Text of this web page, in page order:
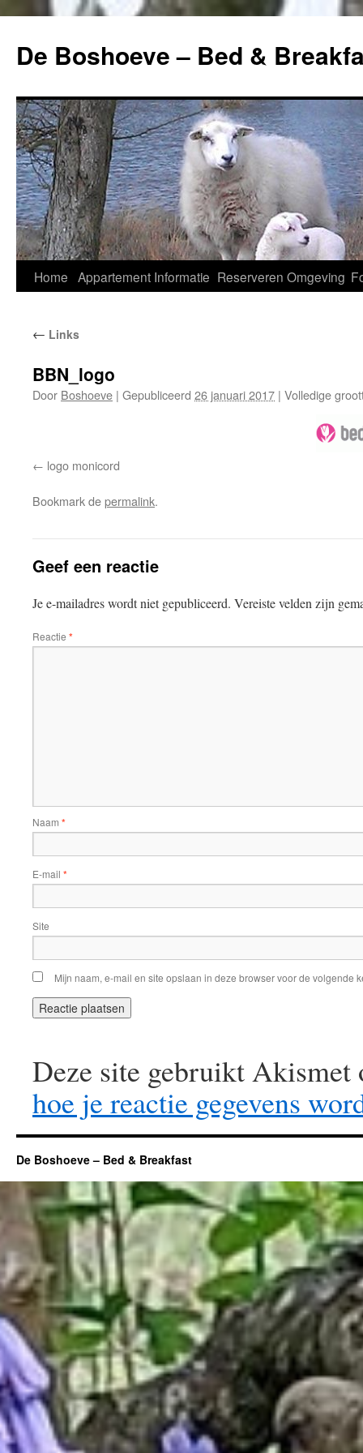
de
inhoud
De Boshoeve – Bed &
Home Appartement Informatie Reserveren Omgeving
← Links
BBN_logo
Door Boshoeve | Gepubliceerd 26 januari 2017 | Volledige
logo monicord
Bookmark depermalink.
Geef een reactie
Je e-mailadres wordt niet gepubliceerd. Vereiste velden zijn
Reactie *
Naam *
E-mail *
Site
Mijn naam, e-mail en site opslaan in deze browser voor de volgende
Deze site gebruikt
hoe je reactie gegevens
De Boshoeve – Bed & Breakfast